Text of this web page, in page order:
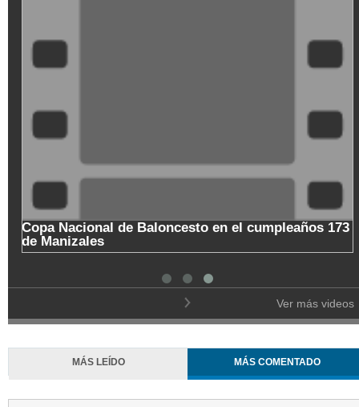
Copa Nacional de Baloncesto en el cumpleaños 173
de Manizales
Ver más videos
MÁS LEÍDO MÁS COMENTADO